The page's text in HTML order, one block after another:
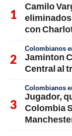
Camilo
eliminados
con
Colombianos
Jaminton
Central al
Colombianos
Jugador,
Colombia